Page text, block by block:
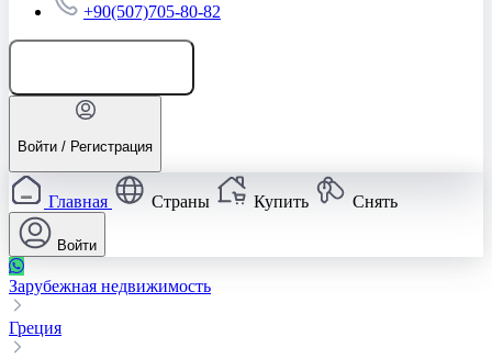
+90(507)705-80-82
Войти / Регистрация
Главная Страны Купить Снять
Войти
Зарубежная недвижимость
Греция